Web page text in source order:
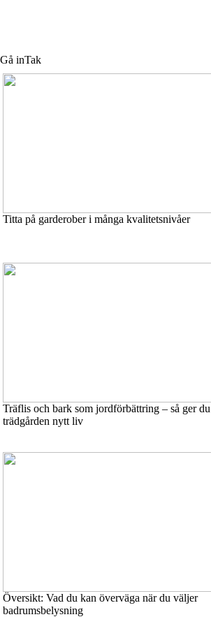
Gå inTak
Titta på garderober i många kvalitetsnivåer
Träflis och bark som jordförbättring – så ger du
trädgården nytt liv
Översikt: Vad du kan överväga när du väljer
badrumsbelysning